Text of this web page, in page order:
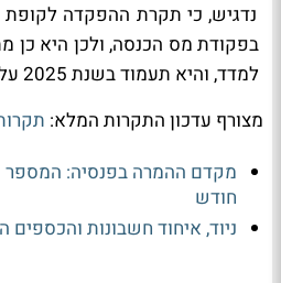
כי תקרת ההפקדה לקופת
בפקודת מס הכנסה, ולכן היא
למדד, והיא תעמוד בשנת 2025 על 81,811 ₪.
מצורף עדכון התקרות המלא: תקרות
מקדם ההמרה בפנסיה:
חודש
ניוד, איחוד חשבונות